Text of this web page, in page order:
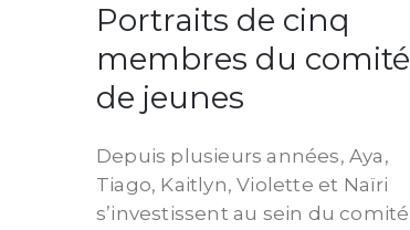
Portraits de cinq
membres du comité
de jeunes
Depuis plusieurs années, Aya,
Tiago, Kaitlyn, Violette et Naïri
s’investissent au sein du comité